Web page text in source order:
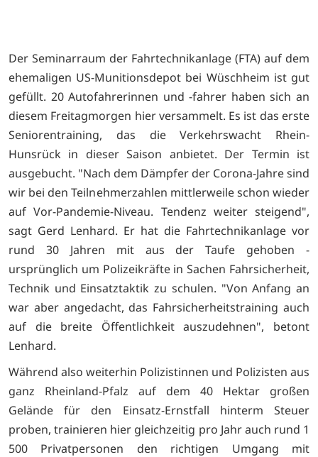
Der Seminarraum der Fahrtechnikanlage (FTA) auf dem
ehemaligen US-Munitionsdepot bei Wüschheim ist gut
gefüllt. 20 Autofahrerinnen und -fahrer haben sich an
diesem Freitagmorgen hier versammelt. Es ist das erste
Seniorentraining, das die Verkehrswacht Rhein-
Hunsrück in dieser Saison anbietet. Der Termin ist
ausgebucht. "Nach dem Dämpfer der Corona-Jahre sind
wir bei den Teilnehmerzahlen mittlerweile schon wieder
auf Vor-Pandemie-Niveau. Tendenz weiter steigend",
sagt Gerd Lenhard. Er hat die Fahrtechnikanlage vor
rund 30 Jahren mit aus der Taufe gehoben -
ursprünglich um Polizeikräfte in Sachen Fahrsicherheit,
Technik und Einsatztaktik zu schulen. "Von Anfang an
war aber angedacht, das Fahrsicherheitstraining auch
auf die breite Öffentlichkeit auszudehnen", betont
Lenhard.
Während also weiterhin Polizistinnen und Polizisten aus
ganz Rheinland-Pfalz auf dem 40 Hektar großen
Gelände für den Einsatz-Ernstfall hinterm Steuer
proben, trainieren hier gleichzeitig pro Jahr auch rund 1
500 Privatpersonen den richtigen Umgang mit